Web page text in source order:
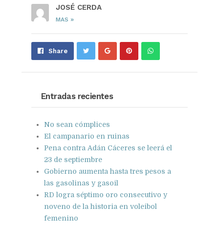
JOSÉ CERDA
MAS »
Share Share Pin Send
Entradas recientes
No sean cómplices
El campanario en ruinas
Pena contra Adán Cáceres se leerá el
23 de septiembre
Gobierno aumenta hasta tres pesos a
las gasolinas y gasoil
RD logra séptimo oro consecutivo y
noveno de la historia en voleibol
femenino